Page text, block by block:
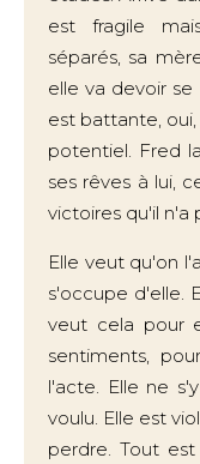
est fragile
séparés, sa
elle va devoir
est battante,
potentiel. Fred
ses rêves à lui,
victoires qu'il n'a
Elle veut qu'on
s'occupe d'elle.
veut cela pour
sentiments,
l'acte. Elle ne
voulu. Elle est
perdre. Tout